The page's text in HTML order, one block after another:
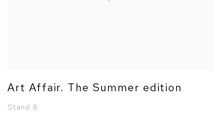
Art Affair. The Summer edition
Stand 8